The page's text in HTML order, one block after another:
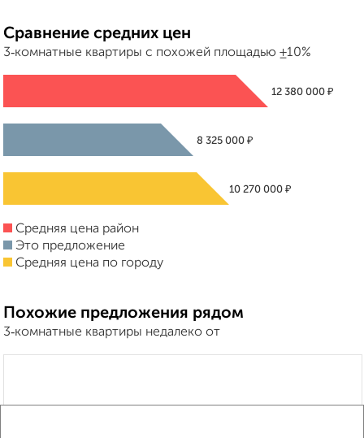
Сравнение средних цен
3‑комнатные квартиры с похожей площадью ±10%
12 380 000 ₽
8 325 000 ₽
10 270 000 ₽
Средняя цена район
Это предложение
Средняя цена по городу
Похожие предложения рядом
3‑комнатные квартиры недалеко от